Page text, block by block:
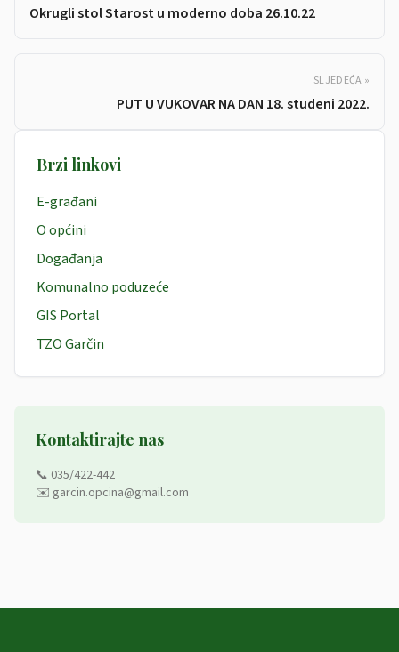
Okrugli stol Starost u moderno doba 26.10.22
SLJEDEĆA »
PUT U VUKOVAR NA DAN 18. studeni 2022.
Brzi linkovi
E-građani
O općini
Događanja
Komunalno poduzeće
GIS Portal
TZO Garčin
Kontaktirajte nas
📞 035/422-442
✉️ garcin.opcina@gmail.com